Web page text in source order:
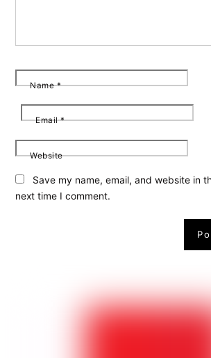
Name*
Email*
Website
Save my name, email, and website in
next time I comment.